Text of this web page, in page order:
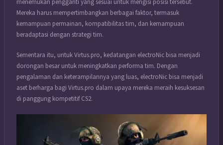
menemukan pengganti yang sesuai untuk mengisi posisi tersebut.
Mereka harus mempertimbangkan berbagai faktor, termasuk
kemampuan permainan, kompatibilitas tim, dan kemampuan
beradaptasi dengan strategi tim.
Sementara itu, untuk Virtus.pro, kedatangan electroNic bisa menjadi
dorongan besar untuk meningkatkan performa tim. Dengan
pengalaman dan keterampilannya yang luas, electroNic bisa menjadi
aset berharga bagi Virtus.pro dalam upaya mereka meraih kesuksesan
di panggung kompetitif CS2.